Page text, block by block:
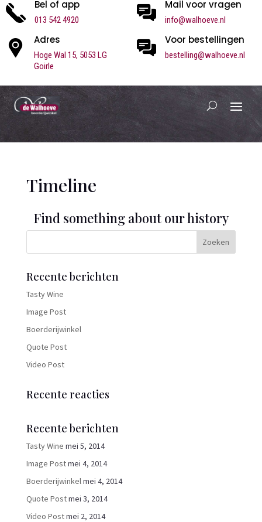
Bel of app
013 542 4920
Adres
Hoge Wal 15, 5053 LG
Goirle
Mail voor vragen
info@walhoeve.nl
Voor bestellingen
bestelling@walhoeve.nl
Timeline
Find something about our history
Recente berichten
Tasty Wine
Image Post
Boerderijwinkel
Quote Post
Video Post
Recente reacties
Recente berichten
Tasty Wine mei 5, 2014
Image Postmei 4, 2014
Boerderijwinkelmei 4, 2014
Quote Postmei 3, 2014
Video Postmei 2, 2014